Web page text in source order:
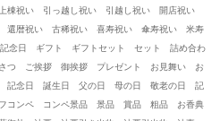
祝い 引っ越し祝い 引越し祝い 開店祝い
還暦祝い 古稀祝い 喜寿祝い 傘寿祝い 米寿
念日 ギフト ギフトセット セット 詰め合わ
ご挨拶 御挨拶 プレゼント お見舞い お
記念日 誕生日 父の日 母の日 敬老の日 記
コンペ コンペ景品 景品 賞品 粗品 お香典